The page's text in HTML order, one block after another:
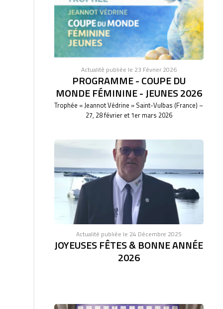
Actualité publiée le 23 Février 2026
PROGRAMME - COUPE DU
MONDE FÉMININE - JEUNES 2026
Trophée « Jeannot Védrine » Saint-Vulbas (France) –
27, 28 février et 1er mars 2026
Actualité publiée le 24 Décembre 2025
JOYEUSES FÊTES & BONNE ANNÉE
2026